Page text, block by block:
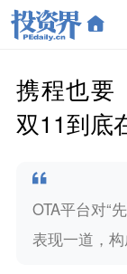
携程也要
双11到底
OTA平台对“
表现一道，构